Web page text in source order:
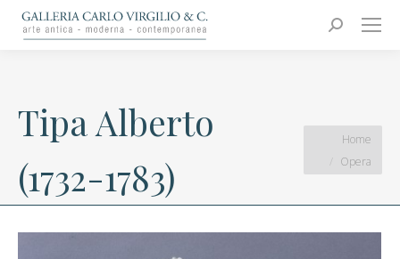
Search:
Carlo Virgilio & C.
Arte moderna e contemporanea
Tipa Alberto
(1732-1783)
You are here:
Home
Opera